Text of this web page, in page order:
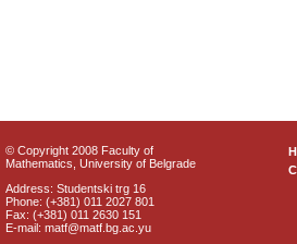
© Copyright 2008 Faculty of
Mathematics, University of Belgrade
Address: Studentski trg 16
Phone: (+381) 011 2027 801
Fax: (+381) 011 2630 151
E-mail: matf@matf.bg.ac.yu